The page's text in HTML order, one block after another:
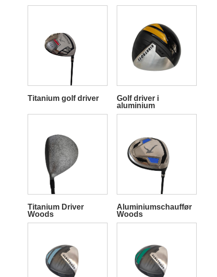
Titanium golf driver
Golf driver i
aluminium
Titanium Driver
Woods
Aluminiumschauffør
Woods